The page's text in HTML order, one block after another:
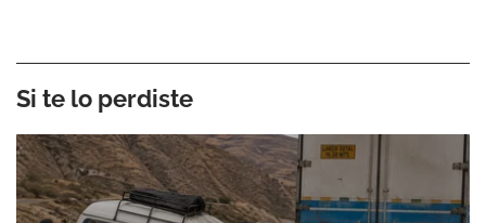
Si te lo perdiste